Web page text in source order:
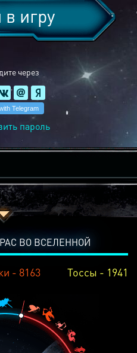
через
игру
пароль
ВО ВСЕЛЕННОЙ
- 8163 Тоссы - 1941